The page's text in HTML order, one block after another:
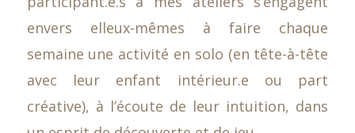
envers elleux-mêmes à faire chaque
semaine une activité en solo (en tête-à-tête
avec leur enfant intérieur.e ou part
créative), à l’écoute de leur intuition, dans